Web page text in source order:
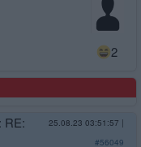
2
RE:
25.08.23 03:51:57 |
#56049